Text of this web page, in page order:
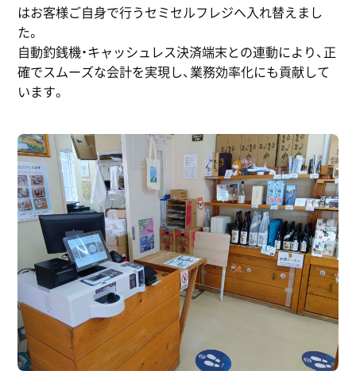
はお客様ご自身で行うセミセルフレジへ入れ替えまし
た。
自動釣銭機・キャッシュレス決済端末との連動により、正
確でスムーズな会計を実現し、業務効率化にも貢献して
います。